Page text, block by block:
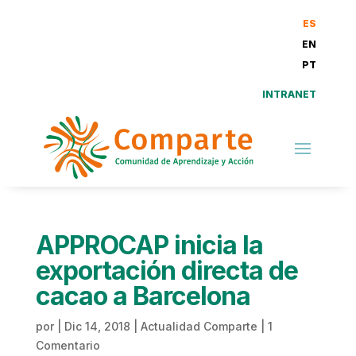
ES
EN
PT
INTRANET
APPROCAP inicia la
exportación directa de
cacao a Barcelona
por Dic 14, 2018 Actualidad Comparte
1
Comentario